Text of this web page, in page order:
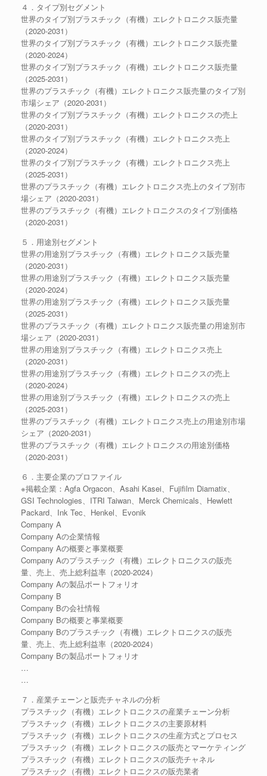
４．タイプ別セグメント
世界のタイプ別プラスチック（有機）エレクトロニクス販売量
（2020-2031）
世界のタイプ別プラスチック（有機）エレクトロニクス販売量
（2020-2024）
世界のタイプ別プラスチック（有機）エレクトロニクス販売量
（2025-2031）
世界のプラスチック（有機）エレクトロニクス販売量のタイプ別
市場シェア（2020-2031）
世界のタイプ別プラスチック（有機）エレクトロニクスの売上
（2020-2031）
世界のタイプ別プラスチック（有機）エレクトロニクス売上
（2020-2024）
世界のタイプ別プラスチック（有機）エレクトロニクス売上
（2025-2031）
世界のプラスチック（有機）エレクトロニクス売上のタイプ別市
場シェア（2020-2031）
世界のプラスチック（有機）エレクトロニクスのタイプ別価格
（2020-2031）
５．用途別セグメント
世界の用途別プラスチック（有機）エレクトロニクス販売量
（2020-2031）
世界の用途別プラスチック（有機）エレクトロニクス販売量
（2020-2024）
世界の用途別プラスチック（有機）エレクトロニクス販売量
（2025-2031）
世界のプラスチック（有機）エレクトロニクス販売量の用途別市
場シェア（2020-2031）
世界の用途別プラスチック（有機）エレクトロニクス売上
（2020-2031）
世界の用途別プラスチック（有機）エレクトロニクスの売上
（2020-2024）
世界の用途別プラスチック（有機）エレクトロニクスの売上
（2025-2031）
世界のプラスチック（有機）エレクトロニクス売上の用途別市場
シェア（2020-2031）
世界のプラスチック（有機）エレクトロニクスの用途別価格
（2020-2031）
６．主要企業のプロファイル
※掲載企業：Agfa Orgacon、Asahi Kasei、Fujifilm Diamatix、
GSI Technologies、ITRI Taiwan、Merck Chemicals、Hewlett
Packard、Ink Tec、Henkel、Evonik
Company A
Company Aの企業情報
Company Aの概要と事業概要
Company Aのプラスチック（有機）エレクトロニクスの販売
量、売上、売上総利益率（2020-2024）
Company Aの製品ポートフォリオ
Company B
Company Bの会社情報
Company Bの概要と事業概要
Company Bのプラスチック（有機）エレクトロニクスの販売
量、売上、売上総利益率（2020-2024）
Company Bの製品ポートフォリオ
…
…
７．産業チェーンと販売チャネルの分析
プラスチック（有機）エレクトロニクスの産業チェーン分析
プラスチック（有機）エレクトロニクスの主要原材料
プラスチック（有機）エレクトロニクスの生産方式とプロセス
プラスチック（有機）エレクトロニクスの販売とマーケティング
プラスチック（有機）エレクトロニクスの販売チャネル
プラスチック（有機）エレクトロニクスの販売業者